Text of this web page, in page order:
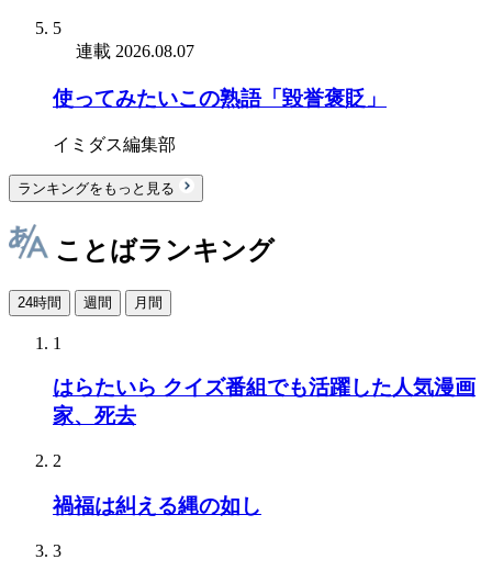
5
連載 2026.08.07
使ってみたいこの熟語「毀誉褒貶」
イミダス編集部
ランキングをもっと見る
ことばランキング
24時間 週間 月間
1
はらたいら クイズ番組でも活躍した人気漫画
家、死去
2
禍福は糾える縄の如し
3